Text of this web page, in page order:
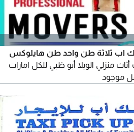
اب ثلاثة طن واحد طن هايلوكس
منزلي الويلا أبو ظبي للكل امارات